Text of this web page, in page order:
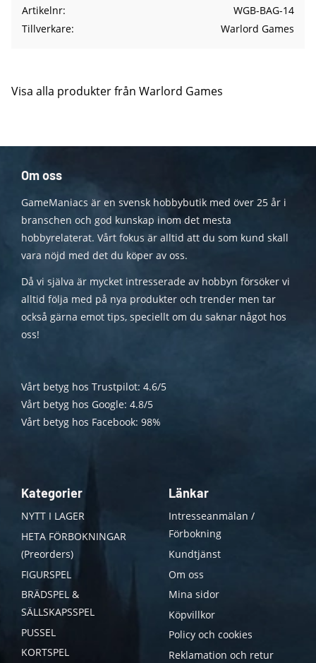
Artikelnr
WGB-BAG-14
Tillverkare
Warlord Games
Visa alla produkter från Warlord Games
Om oss
GameManiacs är en svensk hobbybutik med över 25 år i
branschen och god kunskap inom det mesta
hobbyrelaterat. Vårt fokus är alltid att du som kund skall
vara nöjd med det du köper av oss.
Då vi själva är mycket intresserade av hobbyn försöker vi
alltid följa med på nya produkter och trender men tar
också gärna emot tips, speciellt om du saknar något hos
oss!
Vårt betyg hos Trustpilot: 4.6/5
Vårt betyg hos Google: 4.8/5
Vårt betyg hos Facebook: 98%
Kategorier
NYTT I LAGER
HETA FÖRBOKNINGAR
(Preorders)
FIGURSPEL
BRÄDSPEL &
SÄLLSKAPSSPEL
PUSSEL
KORTSPEL
Länkar
Intresseanmälan /
Förbokning
Kundtjänst
Om oss
Mina sidor
Köpvillkor
Policy och cookies
Reklamation och retur